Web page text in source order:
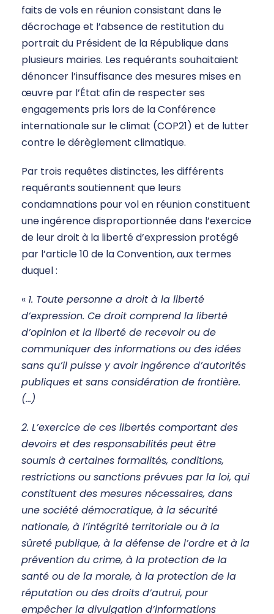
faits de vols en réunion consistant dans le
décrochage et l’absence de restitution du
portrait du Président de la République dans
plusieurs mairies. Les requérants souhaitaient
dénoncer l’insuffisance des mesures mises en
œuvre par l’État afin de respecter ses
engagements pris lors de la Conférence
internationale sur le climat (COP21) et de lutter
contre le dérèglement climatique.
Par trois requêtes distinctes, les différents
requérants soutiennent que leurs
condamnations pour vol en réunion constituent
une ingérence disproportionnée dans l’exercice
de leur droit à la liberté d’expression protégé
par l’article 10 de la Convention, aux termes
duquel :
« 1. Toute personne a droit à la liberté
d’expression. Ce droit comprend la liberté
d’opinion et la liberté de recevoir ou de
communiquer des informations ou des idées
sans qu’il puisse y avoir ingérence d’autorités
publiques et sans considération de frontière.
(…)
2. L’exercice de ces libertés comportant des
devoirs et des responsabilités peut être
soumis à certaines formalités, conditions,
restrictions ou sanctions prévues par la loi, qui
constituent des mesures nécessaires, dans
une société démocratique, à la sécurité
nationale, à l’intégrité territoriale ou à la
sûreté publique, à la défense de l’ordre et à la
prévention du crime, à la protection de la
santé ou de la morale, à la protection de la
réputation ou des droits d’autrui, pour
empêcher la divulgation d’informations